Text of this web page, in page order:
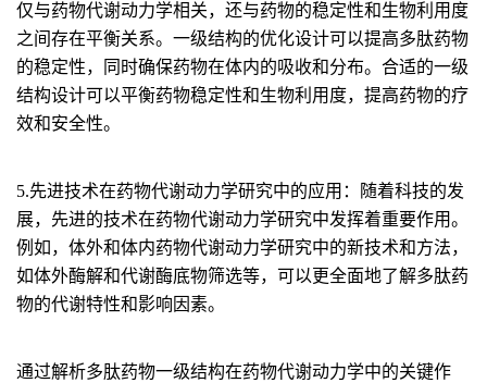
仅与药物代谢动力学相关，还与药物的稳定性和生物利用度
之间存在平衡关系。一级结构的优化设计可以提高多肽药物
的稳定性，同时确保药物在体内的吸收和分布。合适的一级
结构设计可以平衡药物稳定性和生物利用度，提高药物的疗
效和安全性。
5.先进技术在药物代谢动力学研究中的应用：
随着科技的发
展，先进的技术在药物代谢动力学研究中发挥着重要作用。
例如，体外和体内药物代谢动力学研究中的新技术和方法，
如体外酶解和代谢酶底物筛选等，可以更全面地了解多肽药
物的代谢特性和影响因素。
通过解析多肽药物一级结构在药物代谢动力学中的关键作